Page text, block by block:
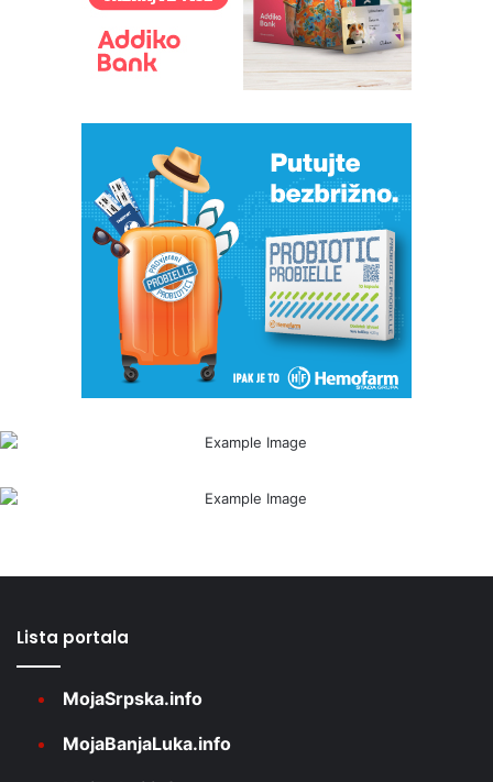
Lista portala
MojaSrpska.info
MojaBanjaLuka.info